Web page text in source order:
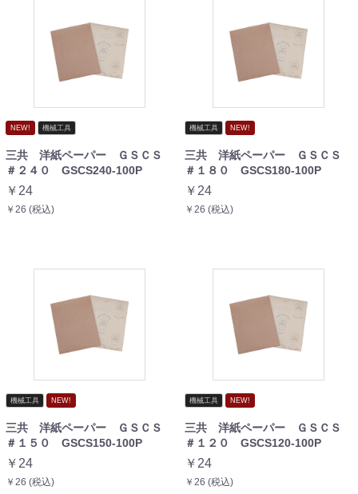
NEW! 機械工具
三共 洋紙ペーパー ＧＳＣＳ
＃２４０ GSCS240-100P
￥24
￥26 (税込)
機械工具 NEW!
三共 洋紙ペーパー ＧＳＣＳ
＃１８０ GSCS180-100P
￥24
￥26 (税込)
機械工具 NEW!
三共 洋紙ペーパー ＧＳＣＳ
＃１５０ GSCS150-100P
￥24
￥26 (税込)
機械工具 NEW!
三共 洋紙ペーパー ＧＳＣＳ
＃１２０ GSCS120-100P
￥24
￥26 (税込)